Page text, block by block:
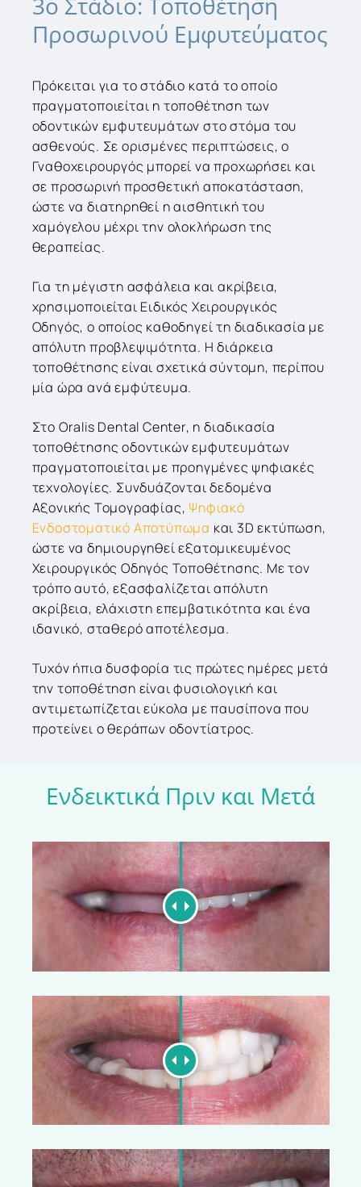
Προσωρινού Εμφυτεύματος
Πρόκειται για το στάδιο κατά το οποίο
πραγματοποιείται η τοποθέτηση των
οδοντικών εμφυτευμάτων στο στόμα του
ασθενούς. Σε ορισμένες περιπτώσεις, ο
Γναθοχειρουργός μπορεί να προχωρήσει και
σε προσωρινή προσθετική αποκατάσταση,
ώστε να διατηρηθεί η αισθητική του
χαμόγελου μέχρι την ολοκλήρωση της
θεραπείας.
Για τη μέγιστη ασφάλεια και ακρίβεια,
χρησιμοποιείται Ειδικός Χειρουργικός
Οδηγός, ο οποίος καθοδηγεί τη διαδικασία με
απόλυτη προβλεψιμότητα. Η διάρκεια
τοποθέτησης είναι σχετικά σύντομη, περίπου
μία ώρα ανά εμφύτευμα.
Στο Oralis Dental Center, η διαδικασία
τοποθέτησης οδοντικών εμφυτευμάτων
πραγματοποιείται με προηγμένες ψηφιακές
τεχνολογίες. Συνδυάζονται δεδομένα
Αξονικής Τομογραφίας, Ψηφιακό
Ενδοστοματικό Αποτύπωμα και 3D εκτύπωση,
ώστε να δημιουργηθεί εξατομικευμένος
Χειρουργικός Οδηγός Τοποθέτησης. Με τον
τρόπο αυτό, εξασφαλίζεται απόλυτη
ακρίβεια, ελάχιστη επεμβατικότητα και ένα
ιδανικό, σταθερό αποτέλεσμα.
Τυχόν ήπια δυσφορία τις πρώτες ημέρες μετά
την τοποθέτηση είναι φυσιολογική και
αντιμετωπίζεται εύκολα με παυσίπονα που
προτείνει ο θεράπων οδοντίατρος.
Ενδεικτικά Πριν και Μετά